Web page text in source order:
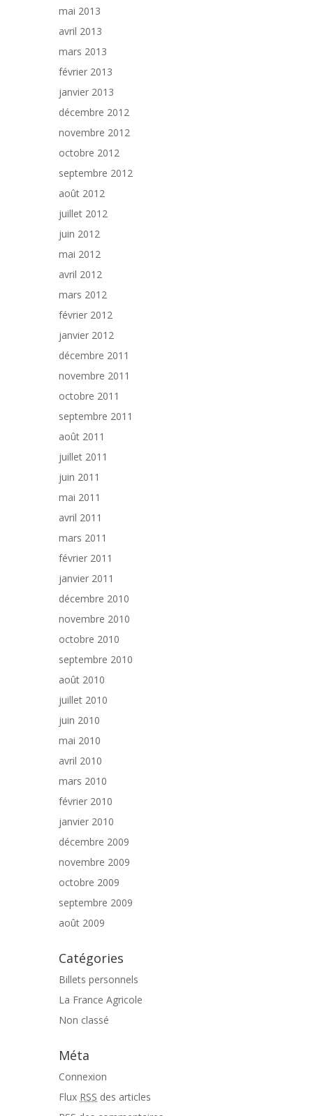
mai 2013
avril 2013
mars 2013
février 2013
janvier 2013
décembre 2012
novembre 2012
octobre 2012
septembre 2012
août 2012
juillet 2012
juin 2012
mai 2012
avril 2012
mars 2012
février 2012
janvier 2012
décembre 2011
novembre 2011
octobre 2011
septembre 2011
août 2011
juillet 2011
juin 2011
mai 2011
avril 2011
mars 2011
février 2011
janvier 2011
décembre 2010
novembre 2010
octobre 2010
septembre 2010
août 2010
juillet 2010
juin 2010
mai 2010
avril 2010
mars 2010
février 2010
janvier 2010
décembre 2009
novembre 2009
octobre 2009
septembre 2009
août 2009
Catégories
Billets personnels
La France Agricole
Non classé
Méta
Connexion
Flux RSS des articles